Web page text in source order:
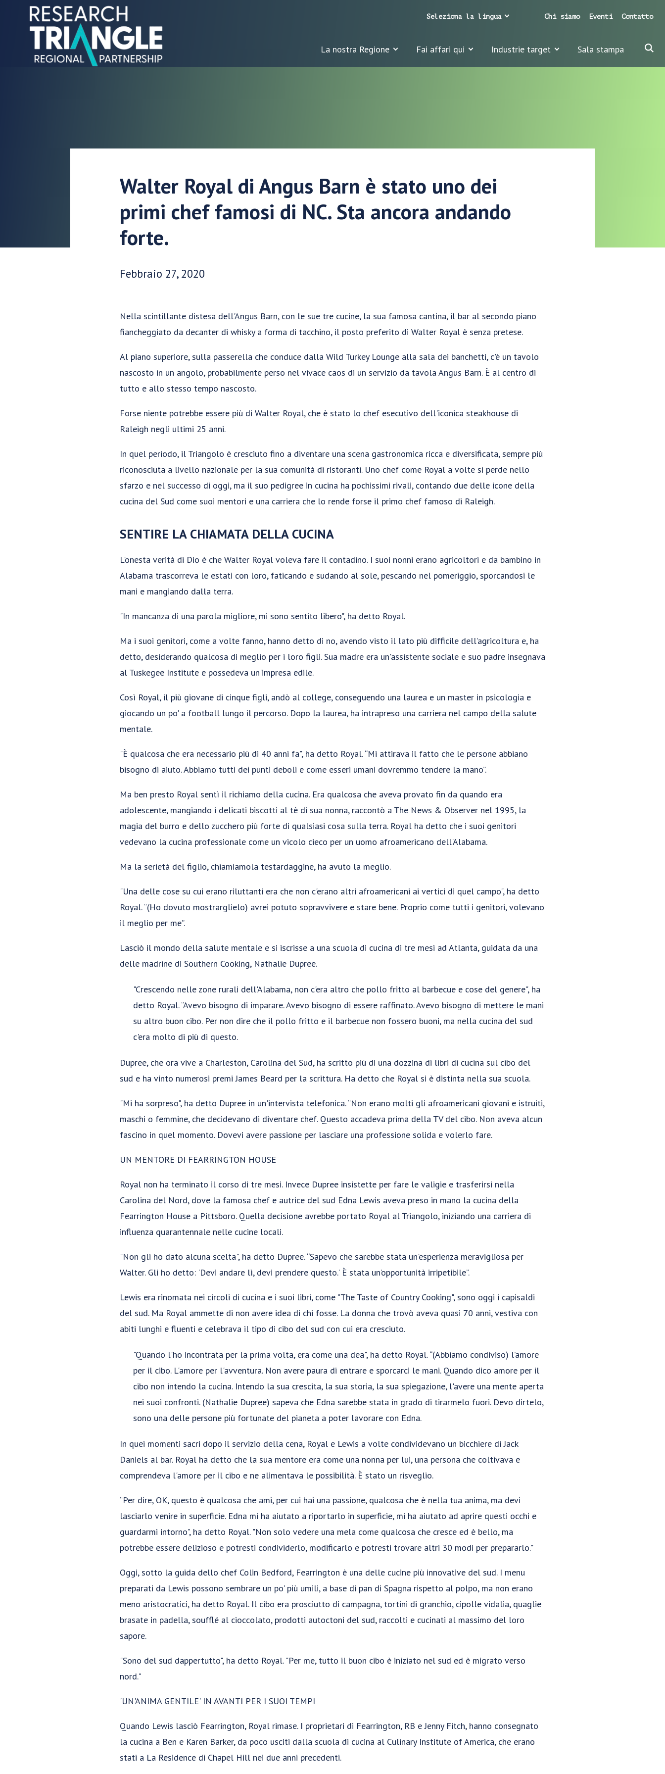
Salta al contenuto
La nostra Regione Fai affari qui Industrie target Sala stampa
Chi siamo Eventi Contatto
Seleziona la lingua
Walter Royal di Angus Barn è stato uno dei
primi chef famosi di NC. Sta ancora andando
forte.
Data di pubblicazione:
Febbraio 27, 2020
Nella scintillante distesa dell'Angus Barn, con le sue tre cucine, la sua famosa cantina, il bar al secondo piano
fiancheggiato da decanter di whisky a forma di tacchino, il posto preferito di Walter Royal è senza pretese.
Al piano superiore, sulla passerella che conduce dalla Wild Turkey Lounge alla sala dei banchetti, c'è un tavolo
nascosto in un angolo, probabilmente perso nel vivace caos di un servizio da tavola Angus Barn. È al centro di
tutto e allo stesso tempo nascosto.
Forse niente potrebbe essere più di Walter Royal, che è stato lo chef esecutivo dell'iconica steakhouse di
Raleigh negli ultimi 25 anni.
In quel periodo, il Triangolo è cresciuto fino a diventare una scena gastronomica ricca e diversificata, sempre più
riconosciuta a livello nazionale per la sua comunità di ristoranti. Uno chef come Royal a volte si perde nello
sfarzo e nel successo di oggi, ma il suo pedigree in cucina ha pochissimi rivali, contando due delle icone della
cucina del Sud come suoi mentori e una carriera che lo rende forse il primo chef famoso di Raleigh.
SENTIRE LA CHIAMATA DELLA CUCINA
L'onesta verità di Dio è che Walter Royal voleva fare il contadino. I suoi nonni erano agricoltori e da bambino in
Alabama trascorreva le estati con loro, faticando e sudando al sole, pescando nel pomeriggio, sporcandosi le
mani e mangiando dalla terra.
"In mancanza di una parola migliore, mi sono sentito libero", ha detto Royal.
Ma i suoi genitori, come a volte fanno, hanno detto di no, avendo visto il lato più difficile dell’agricoltura e, ha
detto, desiderando qualcosa di meglio per i loro figli. Sua madre era un'assistente sociale e suo padre insegnava
al Tuskegee Institute e possedeva un'impresa edile.
Così Royal, il più giovane di cinque figli, andò al college, conseguendo una laurea e un master in psicologia e
giocando un po' a football lungo il percorso. Dopo la laurea, ha intrapreso una carriera nel campo della salute
mentale.
"È qualcosa che era necessario più di 40 anni fa", ha detto Royal. “Mi attirava il fatto che le persone abbiano
bisogno di aiuto. Abbiamo tutti dei punti deboli e come esseri umani dovremmo tendere la mano”.
Ma ben presto Royal sentì il richiamo della cucina. Era qualcosa che aveva provato fin da quando era
adolescente, mangiando i delicati biscotti al tè di sua nonna, raccontò a The News & Observer nel 1995, la
magia del burro e dello zucchero più forte di qualsiasi cosa sulla terra. Royal ha detto che i suoi genitori
vedevano la cucina professionale come un vicolo cieco per un uomo afroamericano dell'Alabama.
Ma la serietà del figlio, chiamiamola testardaggine, ha avuto la meglio.
"Una delle cose su cui erano riluttanti era che non c'erano altri afroamericani ai vertici di quel campo", ha detto
Royal. “(Ho dovuto mostrarglielo) avrei potuto sopravvivere e stare bene. Proprio come tutti i genitori, volevano
il meglio per me”.
Lasciò il mondo della salute mentale e si iscrisse a una scuola di cucina di tre mesi ad Atlanta, guidata da una
delle madrine di Southern Cooking, Nathalie Dupree.
"Crescendo nelle zone rurali dell'Alabama, non c'era altro che pollo fritto al barbecue e cose del genere", ha
detto Royal. “Avevo bisogno di imparare. Avevo bisogno di essere raffinato. Avevo bisogno di mettere le mani
su altro buon cibo. Per non dire che il pollo fritto e il barbecue non fossero buoni, ma nella cucina del sud
c'era molto di più di questo.
Dupree, che ora vive a Charleston, Carolina del Sud, ha scritto più di una dozzina di libri di cucina sul cibo del
sud e ha vinto numerosi premi James Beard per la scrittura. Ha detto che Royal si è distinta nella sua scuola.
"Mi ha sorpreso", ha detto Dupree in un'intervista telefonica. “Non erano molti gli afroamericani giovani e istruiti,
maschi o femmine, che decidevano di diventare chef. Questo accadeva prima della TV del cibo. Non aveva alcun
fascino in quel momento. Dovevi avere passione per lasciare una professione solida e volerlo fare.
UN MENTORE DI FEARRINGTON HOUSE
Royal non ha terminato il corso di tre mesi. Invece Dupree insistette per fare le valigie e trasferirsi nella
Carolina del Nord, dove la famosa chef e autrice del sud Edna Lewis aveva preso in mano la cucina della
Fearrington House a Pittsboro. Quella decisione avrebbe portato Royal al Triangolo, iniziando una carriera di
influenza quarantennale nelle cucine locali.
"Non gli ho dato alcuna scelta", ha detto Dupree. “Sapevo che sarebbe stata un'esperienza meravigliosa per
Walter. Gli ho detto: 'Devi andare lì, devi prendere questo.' È stata un’opportunità irripetibile”.
Lewis era rinomata nei circoli di cucina e i suoi libri, come "The Taste of Country Cooking", sono oggi i capisaldi
del sud. Ma Royal ammette di non avere idea di chi fosse. La donna che trovò aveva quasi 70 anni, vestiva con
abiti lunghi e fluenti e celebrava il tipo di cibo del sud con cui era cresciuto.
"Quando l'ho incontrata per la prima volta, era come una dea", ha detto Royal. “(Abbiamo condiviso) l’amore
per il cibo. L'amore per l'avventura. Non avere paura di entrare e sporcarci le mani. Quando dico amore per il
cibo non intendo la cucina. Intendo la sua crescita, la sua storia, la sua spiegazione, l'avere una mente aperta
nei suoi confronti. (Nathalie Dupree) sapeva che Edna sarebbe stata in grado di tirarmelo fuori. Devo dirtelo,
sono una delle persone più fortunate del pianeta a poter lavorare con Edna.
In quei momenti sacri dopo il servizio della cena, Royal e Lewis a volte condividevano un bicchiere di Jack
Daniels al bar. Royal ha detto che la sua mentore era come una nonna per lui, una persona che coltivava e
comprendeva l'amore per il cibo e ne alimentava le possibilità. È stato un risveglio.
“Per dire, OK, questo è qualcosa che ami, per cui hai una passione, qualcosa che è nella tua anima, ma devi
lasciarlo venire in superficie. Edna mi ha aiutato a riportarlo in superficie, mi ha aiutato ad aprire questi occhi e
guardarmi intorno", ha detto Royal. "Non solo vedere una mela come qualcosa che cresce ed è bello, ma
potrebbe essere delizioso e potresti condividerlo, modificarlo e potresti trovare altri 30 modi per prepararlo."
Oggi, sotto la guida dello chef Colin Bedford, Fearrington è una delle cucine più innovative del sud. I menu
preparati da Lewis possono sembrare un po' più umili, a base di pan di Spagna rispetto al polpo, ma non erano
meno aristocratici, ha detto Royal. Il cibo era prosciutto di campagna, tortini di granchio, cipolle vidalia, quaglie
brasate in padella, soufflé al cioccolato, prodotti autoctoni del sud, raccolti e cucinati al massimo del loro
sapore.
"Sono del sud dappertutto", ha detto Royal. "Per me, tutto il buon cibo è iniziato nel sud ed è migrato verso
nord."
'UN'ANIMA GENTILE' IN AVANTI PER I SUOI TEMPI
Quando Lewis lasciò Fearrington, Royal rimase. I proprietari di Fearrington, RB e Jenny Fitch, hanno consegnato
la cucina a Ben e Karen Barker, da poco usciti dalla scuola di cucina al Culinary Institute of America, che erano
stati a La Residence di Chapel Hill nei due anni precedenti.